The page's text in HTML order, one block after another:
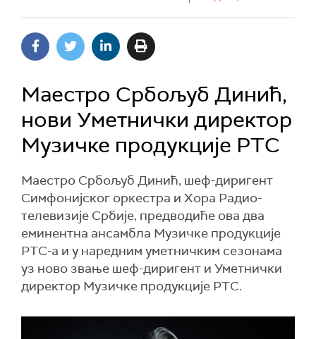
Маестро Србољуб Динић,
нови Уметнички директор
Музичке продукције РТС
Маестро Србољуб Динић, шеф-диригент
Симфонијског оркестра и Хора Радио-
телевизије Србије, предводиће ова два
еминентна ансамбла Музичке продукције
РТС-а и у наредним уметничким сезонама
уз ново звање шеф-диригент и Уметнички
директор Музичке продукције РТС.